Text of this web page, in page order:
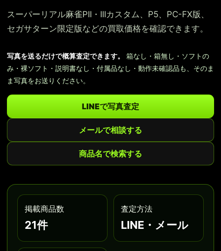
スーパーリアル麻雀PII・IIIカスタム、P5、PC-FX版、
セガサターン限定版などの買取価格を確認できます。
写真を送るだけで概算査定できます。
箱なし・箱無し・ソフトの
み・裸ソフト・説明書なし・付属品なし・動作未確認品も、そのま
ま写真をお送りください。
LINEで写真査定
メールで相談する
商品名で検索する
掲載商品数
21件
査定方法
LINE・メール